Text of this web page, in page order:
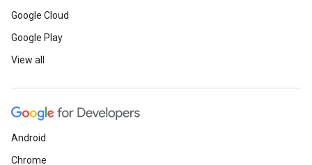
Google Cloud
Google Play
View all
Android
Chrome